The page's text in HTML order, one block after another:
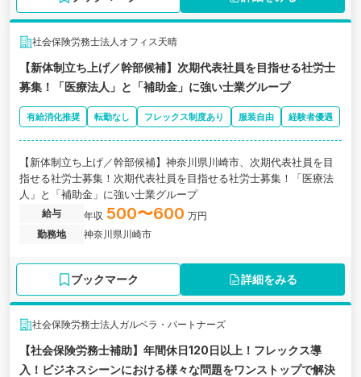
社会保険労務士法人オフィス天晴
【新体制立ち上げ／幹部候補】次期代表社員を目指せる社労士
募集！「医療法人」と「補助金」に強い士業グループ
有給消化推奨 転勤なし フレックス制度あり 服装自由 経験者優遇
【新体制立ち上げ／幹部候補】神奈川県川崎市、次期代表社員を目
指せる社労士募集！次期代表社員を目指せる社労士募集！「医療法
人」と「補助金」に強い士業グループ
給与 年収 500〜600 万円
勤務地
神奈川県川崎市
ブックマーク 詳細をみる
社会保険労務士法人ガルベラ・パートナーズ
【社会保険労務士補助】年間休日120日以上！フレックス導
入！ビジネスシーンにおける様々な問題をワンストップで解決